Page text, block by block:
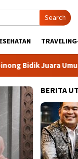
Search
Juara Umum MTQ
BERITA